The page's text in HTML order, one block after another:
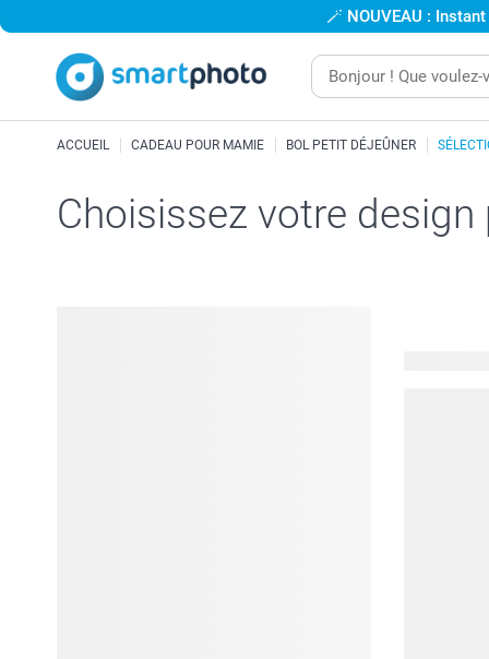
🪄 NOUVEAU :
ACCUEIL CADEAU POUR MAMIE BOL PETIT DÉJEÛNER
Choisissez votre